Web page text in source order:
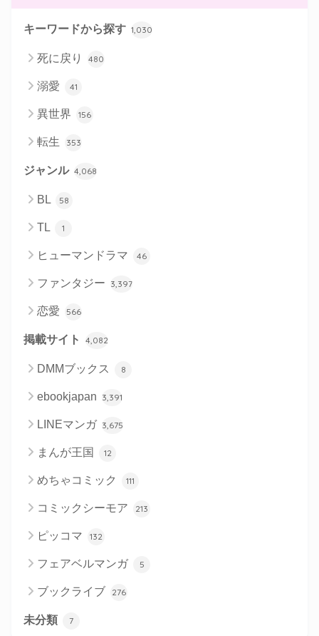
キーワードから探す 1,030
死に戻り 480
溺愛 41
異世界 156
転生 353
ジャンル 4,068
BL 58
TL 1
ヒューマンドラマ 46
ファンタジー 3,397
恋愛 566
掲載サイト 4,082
DMMブックス 8
ebookjapan 3,391
LINEマンガ 3,675
まんが王国 12
めちゃコミック 111
コミックシーモア 213
ピッコマ 132
フェアベルマンガ 5
ブックライブ 276
未分類 7